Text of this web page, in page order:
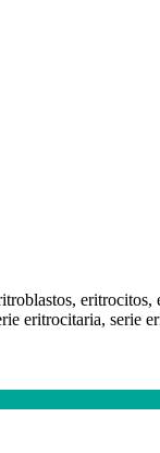
eritrocitaria, serie